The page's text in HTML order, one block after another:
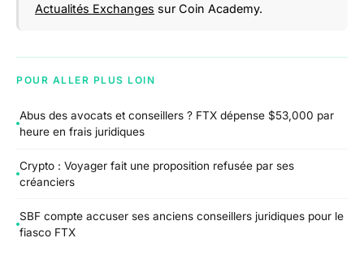
Actualités Exchanges sur Coin Academy.
POUR ALLER PLUS LOIN
Abus des avocats et conseillers ? FTX dépense $53,000 par
heure en frais juridiques
Crypto : Voyager fait une proposition refusée par ses
créanciers
SBF compte accuser ses anciens conseillers juridiques pour le
fiasco FTX